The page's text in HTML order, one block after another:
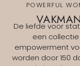
POWERFUL
De liefde voor
een
empowerment
worden door 150